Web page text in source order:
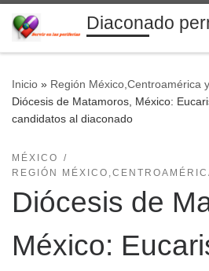
Saltar al contenidoDiaconado
Inicio » Región México,Centroamérica
Diócesis de Matamoros, México:
candidatos al diaconado
MÉXICO
REGIÓN
Diócesis de
México: